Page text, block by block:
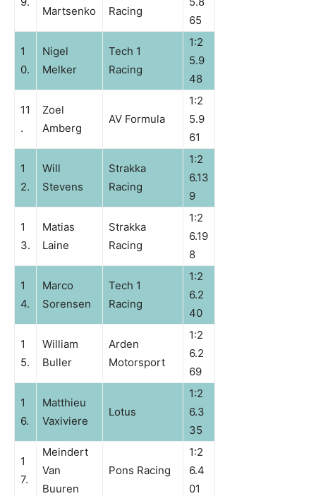
Martsenko
Racing
65
1
0.
Nigel
Melker
Tech 1
Racing
1:2
5.9
48
11
.
Zoel
Amberg
AV Formula
1:2
5.9
61
1
2.
Will
Stevens
Strakka
Racing
1:2
6.13
9
1
3.
Matias
Laine
Strakka
Racing
1:2
6.19
8
1
4.
Marco
Sorensen
Tech 1
Racing
1:2
6.2
40
1
5.
William
Buller
Arden
Motorsport
1:2
6.2
69
1
6.
Matthieu
Vaxiviere
Lotus
1:2
6.3
35
1
7.
Meindert
Van
Buuren
Pons Racing
1:2
6.4
01